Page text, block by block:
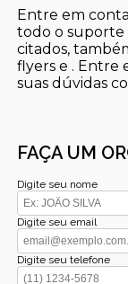
Entre em
todo o suporte
citados,
flyers e . Entre
suas dúvidas
FAÇA UM
Digite seu nome
Digite seu email
Digite seu telefone